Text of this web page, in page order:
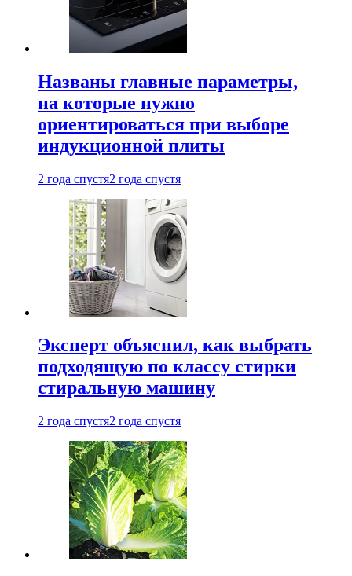
Названы главные параметры,
на которые нужно
ориентироваться при выборе
индукционной плиты
2 года спустя2 года спустя
Эксперт объяснил, как выбрать
подходящую по классу стирки
стиральную машину
2 года спустя2 года спустя